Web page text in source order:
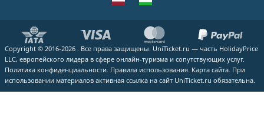
ВСЕ АВИАКОМПАНИИ
Курумоч
ВСЕ АЭРОПОРТЫ
Москва - Екатеринбург
Москва - Махачкала
ВСЕ НАПРАВЛЕНИЯ
Вакансии
Блог
Как купить билет
Copyright © 2016-2026 . Все права защищены. UniTicket.ru — часть HolidayPrice
LLC, европейского лидера в сфере онлайн-туризма и сопутствующих услуг.
Политика конфиденциальности. Правила использования. Карта сайта. При
использовании материалов активная ссылка на сайт UniTicket.ru обязательна.